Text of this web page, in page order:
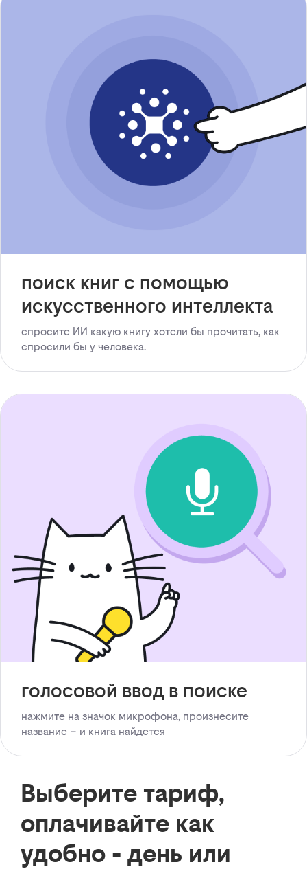
поиск книг с помощью
искусственного интеллекта
спросите ИИ какую книгу хотели бы прочитать, как
спросили бы у человека.
голосовой ввод в поиске
нажмите на значок микрофона, произнесите
название – и книга найдется
Выберите тариф,
оплачивайте как
удобно - день или